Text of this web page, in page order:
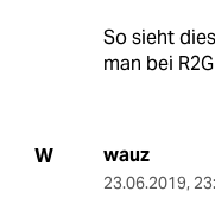
So sieht
man bei
W wauz
23.06.2019,